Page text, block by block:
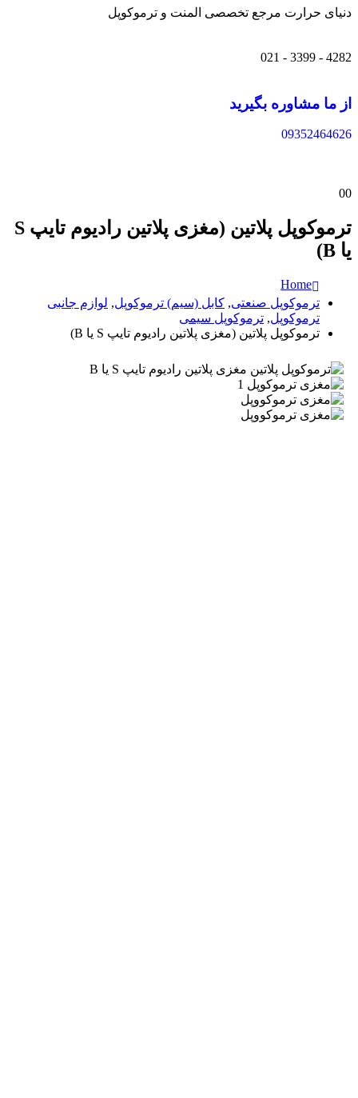
دنیای حرارت مرجع تخصصی المنت و ترموکوپل
4282 - 3399 - 021
از ما مشاوره بگیرید
09352464626
00
ترموکوپل پلاتین (مغزی پلاتین رادیوم تایپ S
یا B)
Home
ترموکوپل صنعتی, کابل (سیم) ترموکوپل, لوازم جانبی
ترموکوپل, ترموکوپل سیمی
ترموکوپل پلاتین (مغزی پلاتین رادیوم تایپ S یا B)